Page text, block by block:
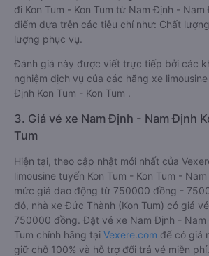
đi Kon Tum - Kon Tum từ Nam Định -
điểm dựa trên các tiêu chí như: Chất
lượng phục vụ.
Đánh giá này được viết trực tiếp bởi các
nghiệm dịch vụ của các hãng xe
Định Kon Tum - Kon Tum .
3. Giá vé xe Nam Định - Nam Định
Tum
Hiện tại, theo cập nhật mới nhất của
limousine tuyến Kon Tum - Kon Tum -
mức giá dao động từ 750000 đồng -
đó, nhà xe Đức Thành (Kon Tum) có giá
750000 đồng. Đặt vé xe Nam Định - Nam
Tum chính hãng tại Vexere.com để có giá
giữ chỗ 100% và hỗ trợ đổi trả vé miễn